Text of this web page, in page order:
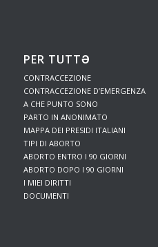
PER TUTTƏ
CONTRACCEZIONE
CONTRACCEZIONE D’EMERGENZA
A CHE PUNTO SONO
PARTO IN ANONIMATO
MAPPA DEI PRESIDI ITALIANI
TIPI DI ABORTO
ABORTO ENTRO I 90 GIORNI
ABORTO DOPO I 90 GIORNI
I MIEI DIRITTI
DOCUMENTI